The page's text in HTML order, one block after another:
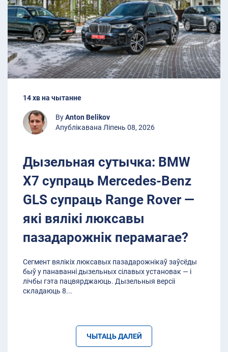
14 хв на чытанне
ByAnton Belikov
Апублікавана Ліпень 08, 2026
Дызельная сутычка: BMW
X7 супраць Mercedes-Benz
GLS супраць Range Rover —
які вялікі люксавы
пазадарожнік перамагае?
Сегмент вялікіх люксавых пазадарожнікаў заўсёды
быў у панаванні дызельных сілавых установак — і
лічбы гэта пацвярджаюць. Дызельныя версіі
складаюць 8...
ЧЫТАЦЬ ДАЛЕЙ